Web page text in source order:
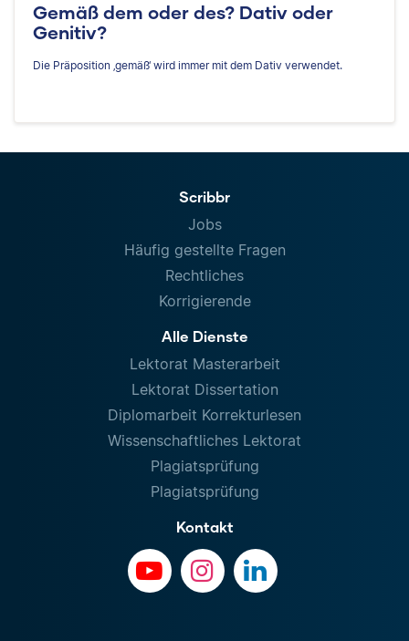
Gemäß dem oder des? Dativ oder
Genitiv?
Die Präposition ‚gemäß‘ wird immer mit dem Dativ verwendet.
Scribbr
Jobs
Häufig gestellte Fragen
Rechtliches
Korrigierende
Alle Dienste
Lektorat Masterarbeit
Lektorat Dissertation
Diplomarbeit Korrekturlesen
Wissenschaftliches Lektorat
Plagiatsprüfung
Plagiatsprüfung
Kontakt